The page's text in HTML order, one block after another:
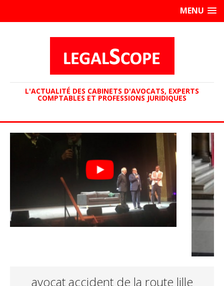
MENU
L'ACTUALITÉ DES CABINETS D'AVOCATS, EXPERTS
COMPTABLES ET PROFESSIONS JURIDIQUES
avocat accident de la route lille